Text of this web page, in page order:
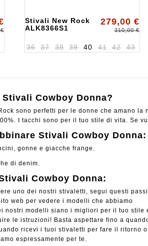
Stivali New Rock
ALK8366S1
279,00 €
310,00 €
36 37 38 39 40 41 42 43
Cowboy Donna?
sono perfetti per le donne che amano
I tacchi sono per il tuo stile di vita. Se
Stivali Cowboy Donna:
gonne e giacche frange.
di denim.
Cowboy Donna:
uno dei nostri stivaletti, segui questi
web per vedere i modelli che abbiamo
nostri modelli siano i migliori per il tuo stile
le istruzioni! Basta aspettare fino a
ricevi i tuoi stivaletti per fare il ritorno
espressamente per te.